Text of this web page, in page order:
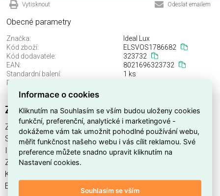
Vytisknout Odeslat emailem
Obecné parametry
Značka:
Ideal Lux
Kód zboží:
ELSVOS1786682
Kód dodavatele:
323732
EAN:
8021696323732
Standardní balení:
1 ks
Recyklační poplatek:
ZEUS FRAME TRIMLESS SQUARE 21W
ZEUS FRAME TRIMLESS SQUARE 21W najdete v kategoriích
Svítidla, Svítidla, světelné zdroje a LED osvětlení, výrobce
Ideal Lux, EAN 8021696323732, kód dodavatele 323732.
ZEUS FRAME TRIMLESS SQUARE 21W nabízíme od 1 ks.
Kód EMAS ZEUS FRAME TRIMLESS SQUARE 21W je
ELSVOS1786682.
Informace o cookies
Kliknutím na Souhlasím se vším budou uloženy cookies
funkční, preferenční, analytické i marketingové -
dokážeme vám tak umožnit pohodlné používání webu,
měřit funkčnost našeho webu i vás cílit reklamou. Své
preference můžete snadno upravit kliknutím na
Nastavení cookies.
Souhlasím se vším